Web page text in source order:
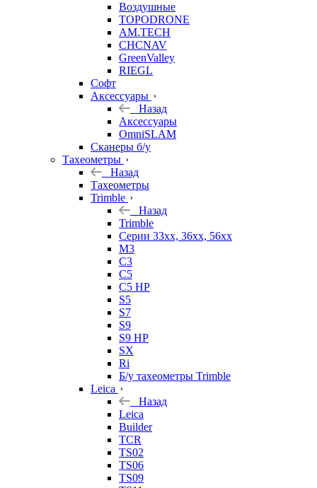
Воздушные
TOPODRONE
AM.TECH
CHCNAV
GreenValley
RIEGL
Софт
Аксессуары
Назад
Аксессуары
OmniSLAM
Сканеры б/у
Тахеометры
Назад
Тахеометры
Trimble
Назад
Trimble
Серии 33xx, 36xx, 56xx
M3
C3
C5
C5 HP
S5
S7
S9
S9 HP
SX
Ri
Б/у тахеометры Trimble
Leica
Назад
Leica
Builder
TCR
TS02
TS06
TS09